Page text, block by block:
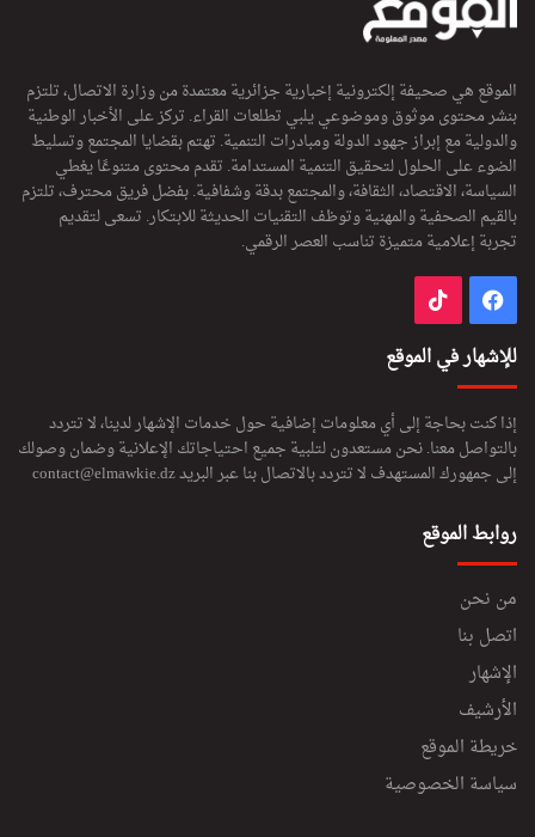
الموقع هي صحيفة إلكترونية إخبارية جزائرية معتمدة من وزارة الاتصال، تلتزم
بنشر محتوى موثوق وموضوعي يلبي تطلعات القراء. تركز على الأخبار الوطنية
والدولية مع إبراز جهود الدولة ومبادرات التنمية. تهتم بقضايا المجتمع وتسليط
الضوء على الحلول لتحقيق التنمية المستدامة. تقدم محتوى متنوعًا يغطي
السياسة، الاقتصاد، الثقافة، والمجتمع بدقة وشفافية. بفضل فريق محترف، تلتزم
بالقيم الصحفية والمهنية وتوظف التقنيات الحديثة للابتكار. تسعى لتقديم
تجربة إعلامية متميزة تناسب العصر الرقمي.
فيسبوك
للإشهار في الموقع
إذا كنت بحاجة إلى أي معلومات إضافية حول خدمات الإشهار لدينا، لا تتردد
بالتواصل معنا. نحن مستعدون لتلبية جميع احتياجاتك الإعلانية وضمان وصولك
إلى جمهورك المستهدف لا تتردد بالاتصال بنا عبر البريدcontact@elmawkie.dz
روابط الموقع
من نحن
اتصل بنا
الإشهار
الأرشيف
خريطة الموقع
سياسة الخصوصية